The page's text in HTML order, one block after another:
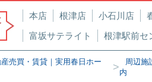
本店 根津店 小石川店
富坂サテライト
根津駅前セ
売買・賃貸｜実用春日ホー
>
周辺施
内